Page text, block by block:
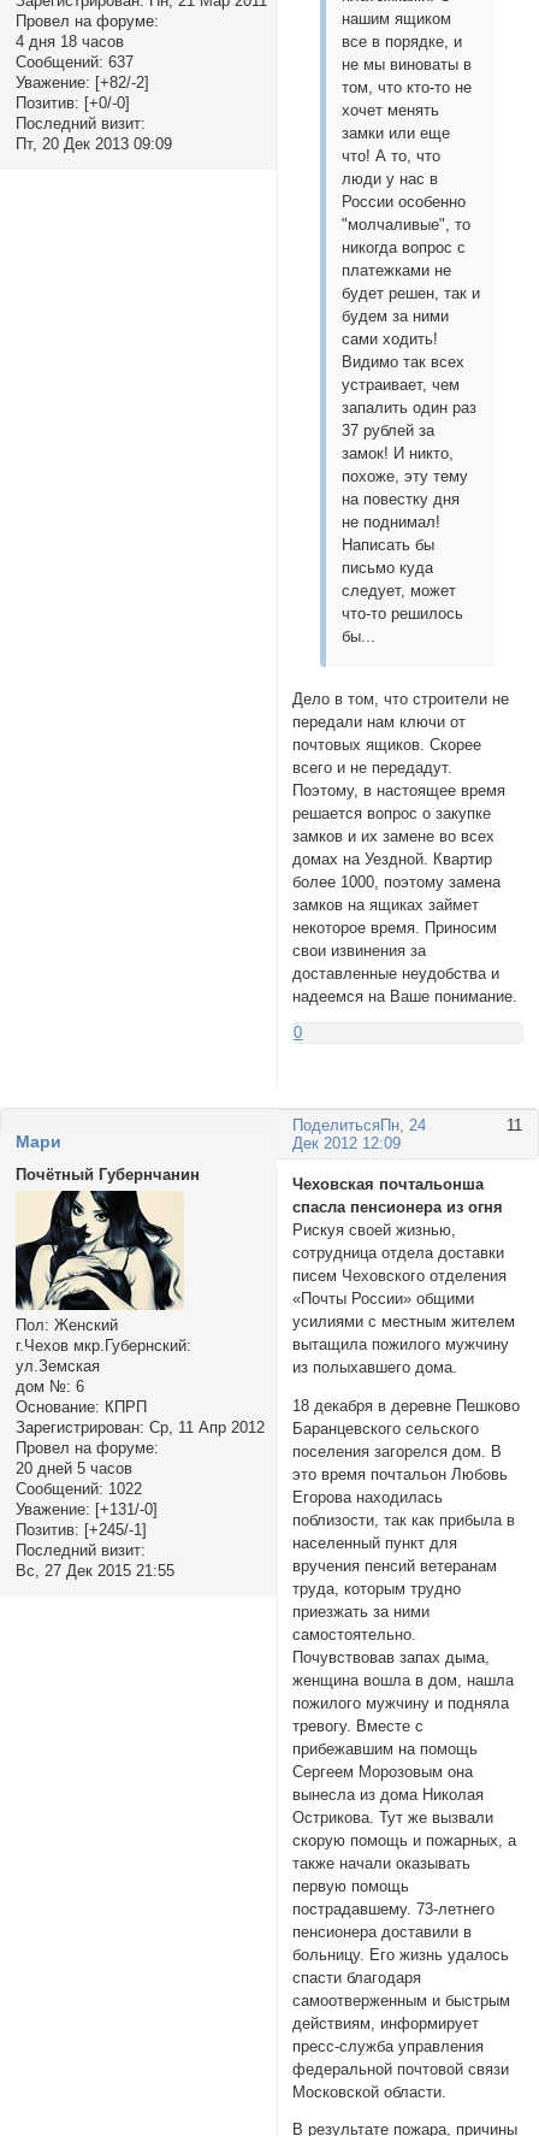
Провел на форуме:
4 дня 18 часов
Сообщений: 637
Уважение: [+82/-2]
Позитив: [+0/-0]
Последний визит:
Пт, 20 Дек 2013 09:09
нашим ящиком
все в порядке, и
не мы виноваты в
том, что кто-то не
хочет менять
замки или еще
что! А то, что
люди у нас в
России особенно
"молчаливые", то
никогда вопрос с
платежками не
будет решен, так и
будем за ними
сами ходить!
Видимо так всех
устраивает, чем
запалить один раз
37 рублей за
замок! И никто,
похоже, эту тему
на повестку дня
не поднимал!
Написать бы
письмо куда
следует, может
что-то решилось
бы...
Дело в том, что строители не
передали нам ключи от
почтовых ящиков. Скорее
всего и не передадут.
Поэтому, в настоящее время
решается вопрос о закупке
замков и их замене во всех
домах на Уездной. Квартир
более 1000, поэтому замена
замков на ящиках займет
некоторое время. Приносим
свои извинения за
доставленные неудобства и
надеемся на Ваше понимание.
0
Поделиться 11
Пн, 24
Дек 2012 12:09
Мари
Почётный Губернчанин
Пол: Женский
г.Чехов мкр.Губернский:
ул.Земская
дом №: 6
Основание: КПРП
Зарегистрирован: Ср, 11 Апр 2012
Провел на форуме:
20 дней 5 часов
Сообщений: 1022
Уважение: [+131/-0]
Позитив: [+245/-1]
Последний визит:
Вс, 27 Дек 2015 21:55
Чеховская почтальонша
спасла пенсионера из огня
Рискуя своей жизнью,
сотрудница отдела доставки
писем Чеховского отделения
«Почты России» общими
усилиями с местным жителем
вытащила пожилого мужчину
из полыхавшего дома.
18 декабря в деревне Пешково
Баранцевского сельского
поселения загорелся дом. В
это время почтальон Любовь
Егорова находилась
поблизости, так как прибыла в
населенный пункт для
вручения пенсий ветеранам
труда, которым трудно
приезжать за ними
самостоятельно.
Почувствовав запах дыма,
женщина вошла в дом, нашла
пожилого мужчину и подняла
тревогу. Вместе с
прибежавшим на помощь
Сергеем Морозовым она
вынесла из дома Николая
Острикова. Тут же вызвали
скорую помощь и пожарных, а
также начали оказывать
первую помощь
пострадавшему. 73-летнего
пенсионера доставили в
больницу. Его жизнь удалось
спасти благодаря
самоотверженным и быстрым
действиям, информирует
пресс-служба управления
федеральной почтовой связи
Московской области.
В результате пожара, причины